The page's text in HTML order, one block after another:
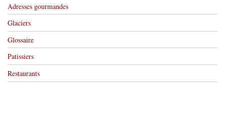
Adresses gourmandes
Glaciers
Glossaire
Patissiers
Restaurants